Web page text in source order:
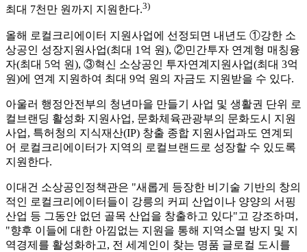
최대 7천만 원까지 지원한다.3)
올해 로컬크리에이터 지원사업에 선정되면 내년도 ①강한 소
상공인 성장지원사업(최대 1억 원), ②민간투자 연계형 매칭융
자(최대 5억 원), ③혁신 소상공인 투자연계지원사업(최대 3억
원)에 연계 지원하여 최대 9억 원의 자금도 지원받을 수 있다.
아울러 행정안전부의 청년마을 만들기 사업 및 생활권 단위 로
컬브랜딩 활성화 지원사업, 문화체육관광부의 문화도시 지원
사업, 특허청의 지식재산(IP) 창출 종합 지원사업과도 연계되
어 로컬크리에이터가 지역의 로컬브랜드로 성장할 수 있도록
지원한다.
이대건 소상공인정책관은 "새롭게 등장한 비기술 기반의 창의
적인 로컬크리에이터들이 강릉의 커피 산업이나 양양의 서핑
산업 등 그동안 없던 골목 산업을 창출하고 있다"고 강조하며,
"향후 이들에 대한 아낌없는 지원을 통해 지역소멸 방지 및 지
역경제를 활성화하고, 전 세계인이 찾는 명품 글로컬 도시를